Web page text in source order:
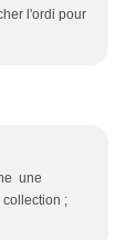
l'ordi pour
une
collection ;